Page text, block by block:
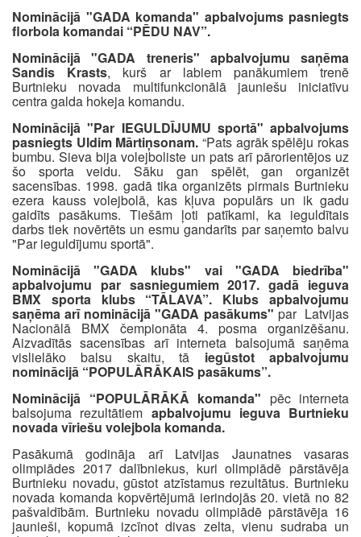
Nominācijā "GADA komanda" apbalvojums pasniegts
florbola komandai “PĒDU NAV”.
Nominācijā "GADA treneris" apbalvojumu saņēma
Sandis Krasts, kurš ar labiem panākumiem trenē
Burtnieku novada multifunkcionālā jauniešu iniciatīvu
centra galda hokeja komandu.
Nominācijā "Par IEGULDĪJUMU sportā" apbalvojums
pasniegts Uldim Mārtiņsonam. “Pats agrāk spēlēju rokas
bumbu. Sieva bija volejboliste un pats arī pārorientējos uz
šo sporta veidu. Sāku gan spēlēt, gan organizēt
sacensības. 1998. gadā tika organizēts pirmais Burtnieku
ezera kauss volejbolā, kas kļuva populārs un ik gadu
gaidīts pasākums. Tiešām ļoti patīkami, ka ieguldītais
darbs tiek novērtēts un esmu gandarīts par saņemto balvu
"Par ieguldījumu sportā".
Nominācijā "GADA klubs" vai "GADA biedrība"
apbalvojumu par sasniegumiem 2017. gadā ieguva
BMX sporta klubs “TĀLAVA”. Klubs apbalvojumu
saņēma arī nominācijā "GADA pasākums" par Latvijas
Nacionālā BMX čempionāta 4. posma organizēšanu.
Aizvadītās sacensības arī interneta balsojumā saņēma
vislielāko balsu skaitu, tā iegūstot apbalvojumu
nominācijā “POPULĀRĀKAIS pasākums”.
Nominācijā “POPULĀRĀKĀ komanda" pēc interneta
balsojuma rezultātiem apbalvojumu ieguva Burtnieku
novada vīriešu volejbola komanda.
Pasākumā godināja arī Latvijas Jaunatnes vasaras
olimpiādes 2017 dalībniekus, kuri olimpiādē pārstāvēja
Burtnieku novadu, gūstot atzīstamus rezultātus. Burtnieku
novada komanda kopvērtējumā ierindojās 20. vietā no 82
pašvaldībām. Burtnieku novadu olimpiādē pārstāvēja 16
jaunieši, kopumā izcīnot divas zelta, vienu sudraba un